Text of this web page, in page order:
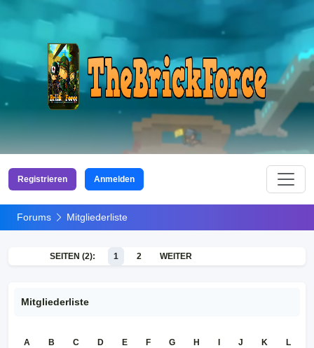
Registrieren Anmelden
Forums Mitgliederliste
SEITEN (2): 1 2 WEITER
Mitgliederliste
A B C D E F G H J K
L